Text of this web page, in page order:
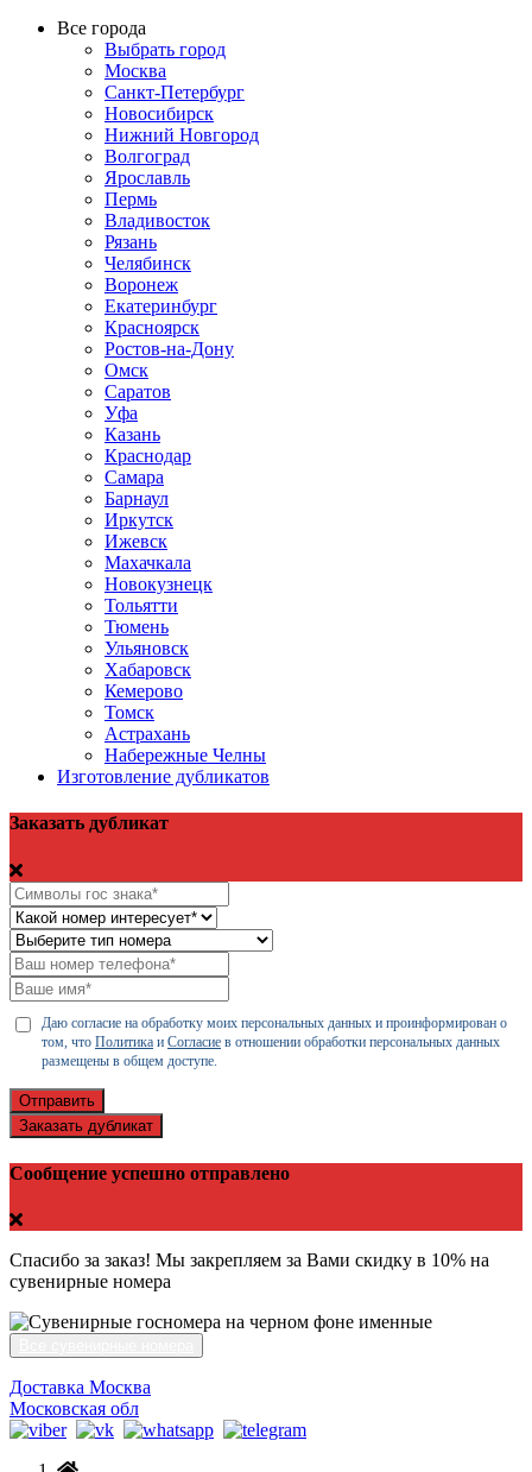
Все города
Выбрать город
Москва
Санкт-Петербург
Новосибирск
Нижний Новгород
Волгоград
Ярославль
Пермь
Владивосток
Рязань
Челябинск
Воронеж
Екатеринбург
Красноярск
Ростов-на-Дону
Омск
Саратов
Уфа
Казань
Краснодар
Самара
Барнаул
Иркутск
Ижевск
Махачкала
Новокузнецк
Тольятти
Тюмень
Ульяновск
Хабаровск
Кемерово
Томск
Астрахань
Набережные Челны
Изготовление дубликатов
Заказать дубликат
Даю согласие на обработку моих персональных данных и проинформирован о
том, что Политика и Согласие в отношении обработки персональных данных
размещены в общем доступе.
Отправить
Заказать дубликат
Сообщение успешно отправлено
Спасибо за заказ! Мы закрепляем за Вами скидку в 10% на
сувенирные номера
Доставка Москва
Московская обл